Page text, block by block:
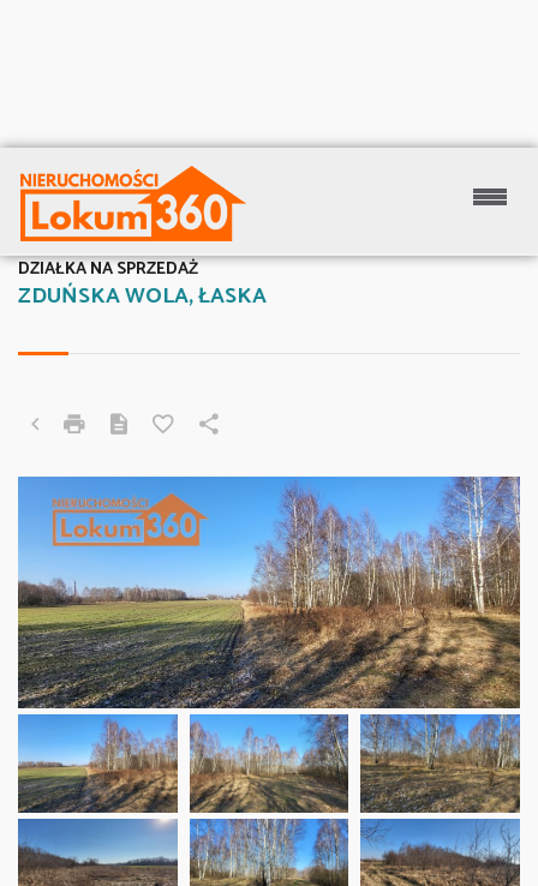
ZDUŃSKA WOLA, ŁASKA
DZIAŁKA NA SPRZEDAŻ